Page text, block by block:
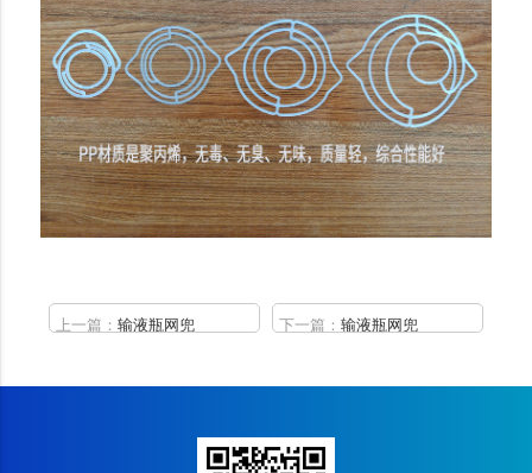
上一篇：输液瓶网兜 下一篇： 输液瓶网兜